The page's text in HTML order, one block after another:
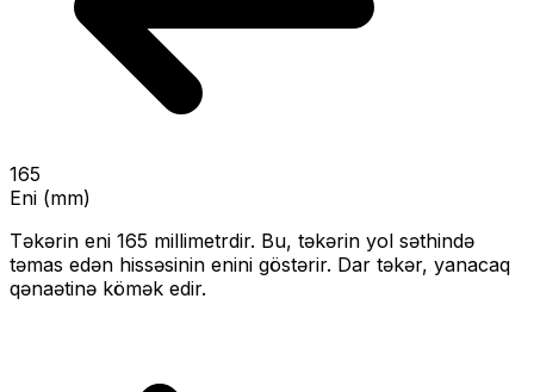
165
Eni (mm)
Təkərin eni 165 millimetrdir. Bu, təkərin yol səthində
təmas edən hissəsinin enini göstərir. Dar təkər, yanacaq
qənaətinə kömək edir.